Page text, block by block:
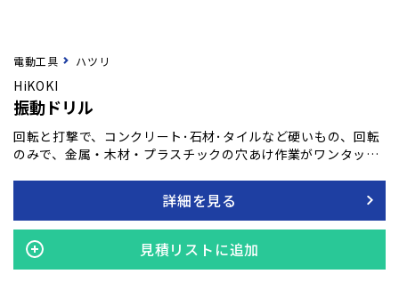
電動工具 ハツリ
HiKOKI
振動ドリル
回転と打撃で、コンクリート･石材･タイルなど硬いもの、回転
のみで、金属・木材・プラスチックの穴あけ作業がワンタッチ
詳細を見る
見積リストに追加